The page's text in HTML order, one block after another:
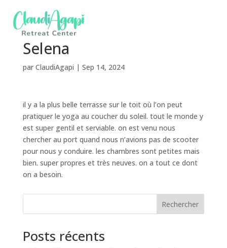
Selena
par ClaudiAgapi | Sep 14, 2024
il y a la plus belle terrasse sur le toit où l’on peut
pratiquer le yoga au coucher du soleil. tout le monde y
est super gentil et serviable. on est venu nous
chercher au port quand nous n’avions pas de scooter
pour nous y conduire. les chambres sont petites mais
bien. super propres et très neuves. on a tout ce dont
on a besoin.
Rechercher
Posts récents